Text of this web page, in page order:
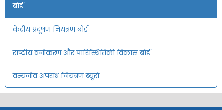
बोर्ड
केंद्रीय प्रदूषण नियंत्रण बोर्ड
राष्ट्रीय वनीकरण और पारिस्थितिकी विकास बोर्ड
वन्यजीव अपराध नियंत्रण ब्यूरो